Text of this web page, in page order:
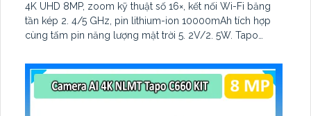
4K UHD 8MP, zoom kỹ thuật số 16×, kết nối Wi-Fi băng
tần kép 2. 4/5 GHz, pin lithium-ion 10000mAh tích hợp
cùng tấm pin năng lượng mặt trời 5. 2V/2. 5W. Tapo
biến Starlight, tầm nhìn lên đến 15 m